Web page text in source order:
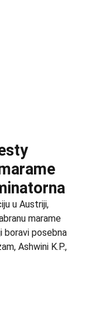
u Austriji,
marame
boravi posebna
Ashwini K.P.,